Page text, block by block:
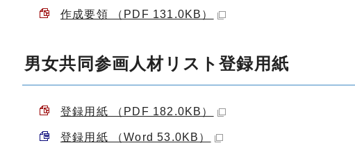
作成要領 （PDF 131.0KB）
男女共同参画人材リスト登録用紙
登録用紙 （PDF 182.0KB）
登録用紙 （Word 53.0KB）